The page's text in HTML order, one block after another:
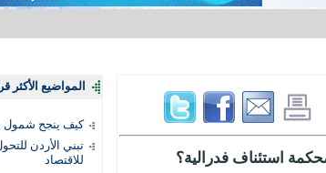
المواضيع الأكثر
كيف ينجح شمول
تبني الأردن
للاقتصاد
استئناف فدرالية؟